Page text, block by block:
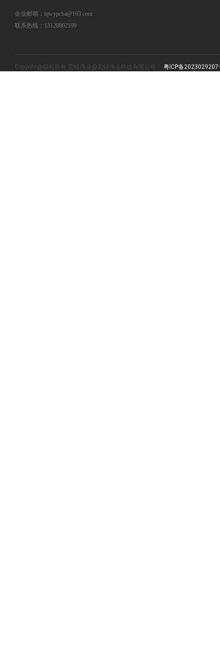
企业邮箱：hjwypcba@163.com
联系热线：13128802199
Copyriht@版权所有 宏锦伟业@宏锦伟业科技有限公司 粤ICP备2023029207